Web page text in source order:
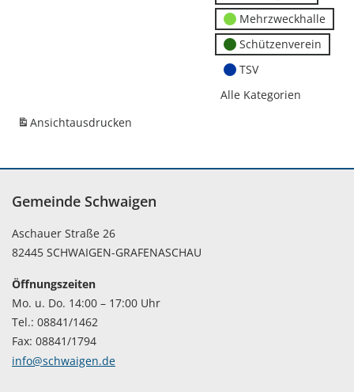
Mehrzweckhalle
Schützenverein
TSV
Alle Kategorien
Ansichtausdrucken
Gemeinde Schwaigen
Aschauer Straße 26
82445 SCHWAIGEN-GRAFENASCHAU
Öffnungszeiten
Mo. u. Do. 14:00 – 17:00 Uhr
Tel.: 08841/1462
Fax: 08841/1794
info@schwaigen.de